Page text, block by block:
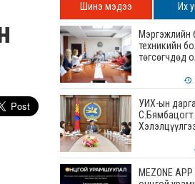
Шинэ мэдээ Их
Мэргэжлийн
техникийн
төгсөгчдөд
УИХ-ын
С.Бямбацогт:
илүү бодит
MEZONE